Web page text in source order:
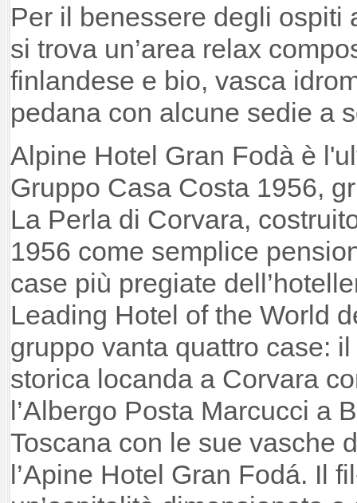
Per il benessere degli ospiti
si trova un’area relax
finlandese e bio, vasca
pedana con alcune sedie a
Alpine Hotel Gran Fodà è
Gruppo Casa Costa 1956,
La Perla di Corvara,
1956 come semplice
case più pregiate
Leading Hotel of the World
gruppo vanta quattro case:
storica locanda a Corvara
l’Albergo Posta Marcucci a
Toscana con le sue vasche
l’Apine Hotel Gran Fodá. Il